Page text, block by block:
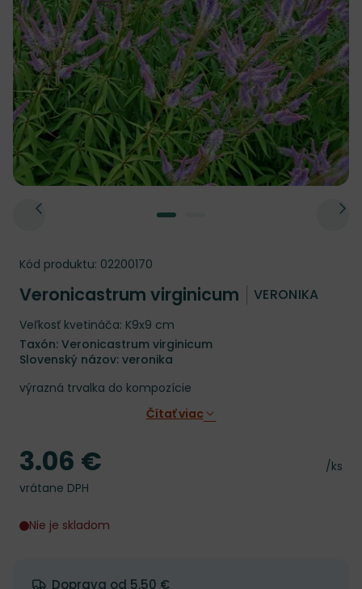
Kód produktu: 02200170
Veronicastrum virginicum VERONIKA
Veľkosť kvetináča: K9x9 cm
Taxón: Veronicastrum virginicum
Slovenský názov: veronika
výrazná trvalka do kompozície
Čítať viac
Cena
/ks
Cena
3.06 €
vrátane DPH
Nie je skladom
Doprava od 5.50 €